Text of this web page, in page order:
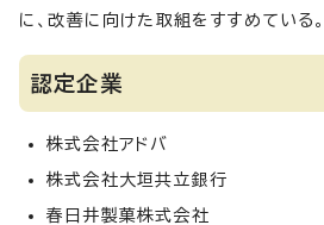
に、改善に向けた取組をすすめている。
認定企業
株式会社アドバ
株式会社大垣共立銀行
春日井製菓株式会社